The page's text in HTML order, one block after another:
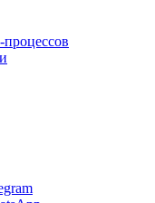
процессов